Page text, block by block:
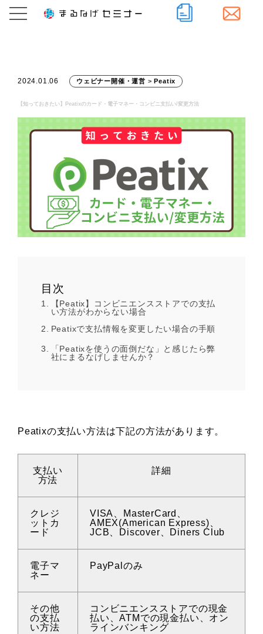
2024.01.06 ウェビナー開催・運営 >Peatix
【知っておきたい】Peatixのカード・電子マネー・コンビニ支払い/変更方法
目次
【Peatix】コンビニエンスストアでの支払
い方法がわからない場合
Peatixで支払情報を変更したい場合の手順
「Peatixを使うの面倒だな」と感じたら弊
社にまるなげしませんか？
Peatixの支払い方法は下記の方法があります。
支払い
方法
詳細
クレジ
ットカ
ード
VISA、MasterCard、
AMEX(American Express)、
JCB、Discover、Diners Club
電子マ
ネー
PayPalのみ
その他
の支払
い方法
コンビニエンスストアでの現金
払い、ATMでの現金払い、オン
ラインバンキング